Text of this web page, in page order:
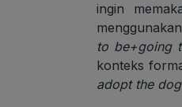
ingin
to be+going
konteks
adopt the